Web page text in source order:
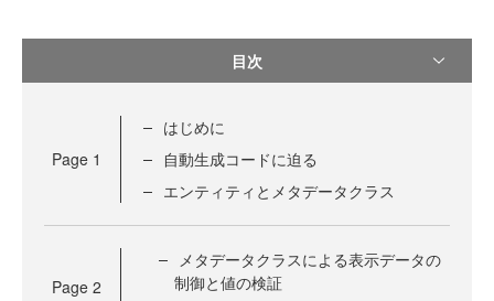
目次
Page 1
はじめに
自動生成コードに迫る
エンティティとメタデータクラス
Page 2
メタデータクラスによる表示データの
制御と値の検証